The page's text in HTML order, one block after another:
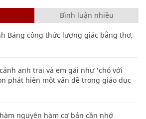
Bình luận nhiều
Bảng công thức lượng giác bằng thơ,
anh trai và em gái như 'chó với
phát hiện một vấn đề trong giáo dục
nguyên hàm cơ bản cần nhớ